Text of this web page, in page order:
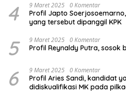
4 9 Maret 2025 0 Komentar
Profil Japto
yang tersebut dipanggil KPK
5 9 Maret 2025 0 Komentar
Profil Reynaldy Putra, sosok
6 9 Maret 2025 0 Komentar
Profil Aries Sandi, kandidat
didiskualifikasi MK pada